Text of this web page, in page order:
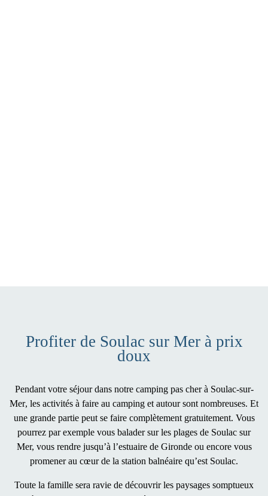
Profiter de Soulac sur Mer à prix
doux
Pendant votre séjour dans notre camping pas cher à Soulac-sur-
Mer, les activités à faire au camping et autour sont nombreuses. Et
une grande partie peut se faire complètement gratuitement. Vous
pourrez par exemple vous balader sur les plages de Soulac sur
Mer, vous rendre jusqu’à l’estuaire de Gironde ou encore vous
promener au cœur de la station balnéaire qu’est Soulac.
Toute la famille sera ravie de découvrirles paysages somptueux